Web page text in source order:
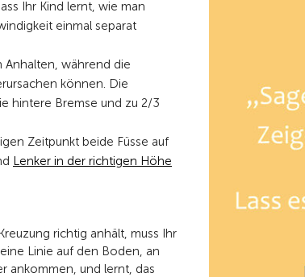
Ihr Kind lernt, wie man
einmal separat
Anhalten, während die
können. Die
hintere Bremse und zu 2/3
Zeitpunkt beide Füsse auf
Lenker in der richtigen Höhe
richtig anhält, muss Ihr
Linie auf den Boden, an
ankommen, und lernt, das